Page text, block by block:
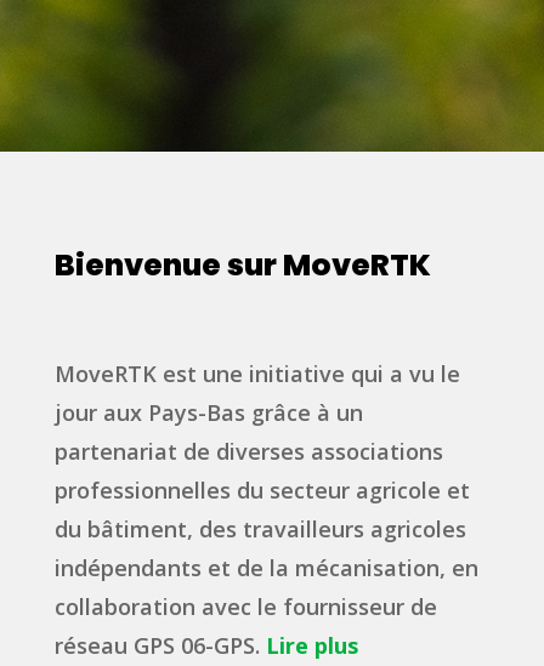
Bienvenue sur MoveRTK
MoveRTK est une initiative qui a vu le
jour aux Pays-Bas grâce à un
partenariat de diverses associations
professionnelles du secteur agricole et
du bâtiment, des travailleurs agricoles
indépendants et de la mécanisation, en
collaboration avec le fournisseur de
réseau GPS 06-GPS. Lire plus